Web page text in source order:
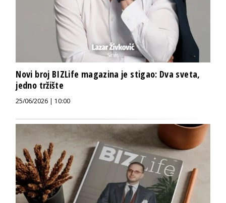
Novi broj BIZLife magazina je stigao: Dva sveta,
jedno tržište
25/06/2026 | 10:00